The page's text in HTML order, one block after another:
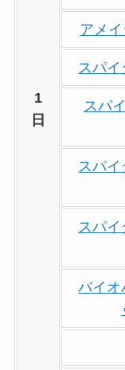
1
日
アメ
スパ
スパ
スパ
スパ
バイオ